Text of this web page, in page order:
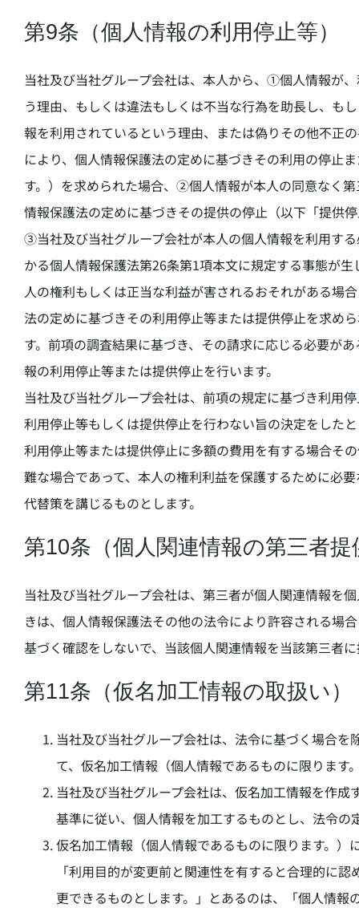
第9条（個人情報の利用停止等）
当社及び当社グループ会社は、本人から、①個人情報が
う理由、もしくは違法もしくは不当な行為を助長し、も
報を利用されているという理由、または偽りその他不正
により、個人情報保護法の定めに基づきその利用の停止
す。）を求められた場合、②個人情報が本人の同意なく
情報保護法の定めに基づきその提供の停止（以下「提供
③当社及び当社グループ会社が本人の個人情報を利用す
かる個人情報保護法第26条第1項本文に規定する事態が
人の権利もしくは正当な利益が害されるおそれがある場
法の定めに基づきその利用停止等または提供停止を求め
す。前項の調査結果に基づき、その請求に応じる必要が
報の利用停止等または提供停止を行います。
当社及び当社グループ会社は、前項の規定に基づき利用
利用停止等もしくは提供停止を行わない旨の決定をした
利用停止等または提供停止に多額の費用を有する場合そ
難な場合であって、本人の権利利益を保護するために必
代替策を講じるものとします。
第10条（個人関連情報の第三者提
当社及び当社グループ会社は、第三者が個人関連情報を
きは、個人情報保護法その他の法令により許容される場
基づく確認をしないで、当該個人関連情報を当該第三者
第11条（仮名加工情報の取扱い）
当社及び当社グループ会社は、法令に基づく場合
て、仮名加工情報（個人情報であるものに限ります
当社及び当社グループ会社は、仮名加工情報を作
基準に従い、個人情報を加工するものとし、法令の
仮名加工情報（個人情報であるものに限ります。
「利用目的が変更前と関連性を有すると合理的に
更できるものとします。」とあるのは、「個人情